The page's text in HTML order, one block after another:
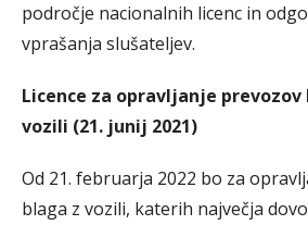
področje nacionalnih licenc in
vprašanja slušateljev.
Licence za opravljanje prevozov
vozili (21. junij 2021)
Od 21. februarja 2022 bo za
blaga z vozili, katerih največja